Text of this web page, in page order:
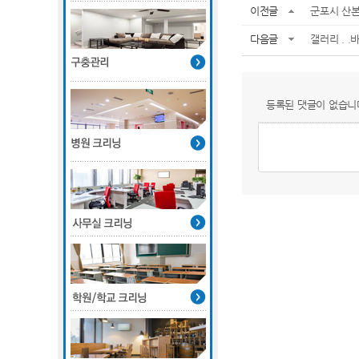
이전글 군포시 산
다음글 갤러리 . .
등록된 댓글이 없습니